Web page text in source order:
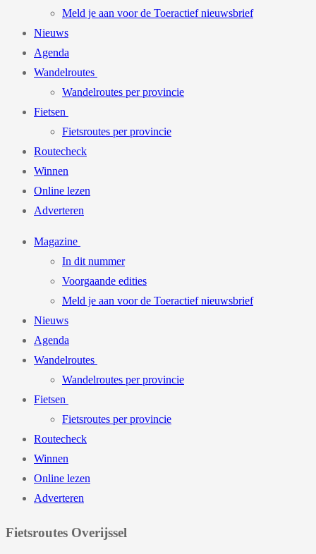
Meld je aan voor de Toeractief nieuwsbrief
Nieuws
Agenda
Wandelroutes
Wandelroutes per provincie
Fietsen
Fietsroutes per provincie
Routecheck
Winnen
Online lezen
Adverteren
Magazine
In dit nummer
Voorgaande edities
Meld je aan voor de Toeractief nieuwsbrief
Nieuws
Agenda
Wandelroutes
Wandelroutes per provincie
Fietsen
Fietsroutes per provincie
Routecheck
Winnen
Online lezen
Adverteren
Fietsroutes Overijssel